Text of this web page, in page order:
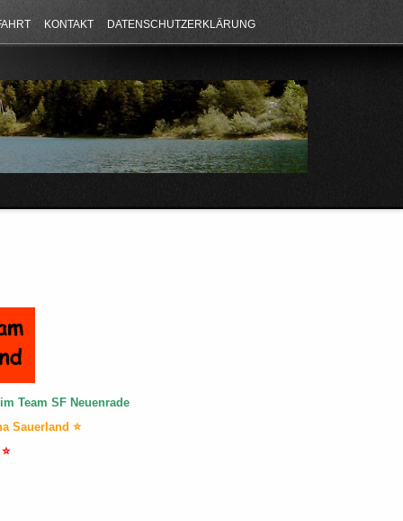
KONTAKT DATENSCHUTZERKLÄRUNG
Team SF Neuenrade
Sauerland ⭐